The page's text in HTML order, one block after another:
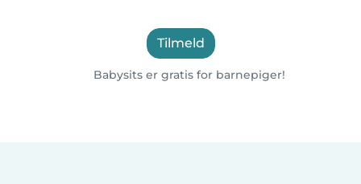
Tilmeld
Babysits er gratis for barnepiger!